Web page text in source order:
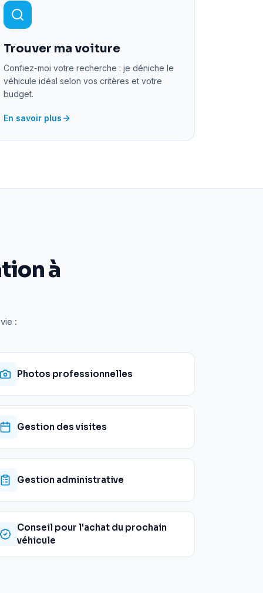
Trouver ma voiture
Confiez-moi votre recherche : je déniche le
véhicule idéal selon vos critères et votre
budget.
En savoir plus
à
:
Photos professionnelles
Gestion des visites
Gestion administrative
Conseil pour l'achat du prochain
véhicule